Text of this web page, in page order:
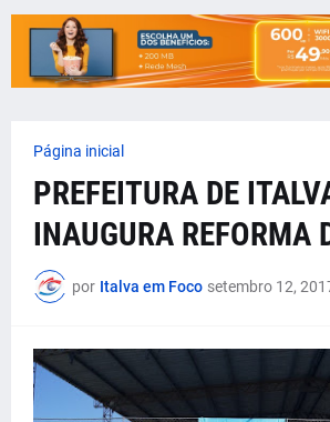
Página inicial
PREFEITURA DE
INAUGURA REFORMA
por Italva em Foco setembro 12,